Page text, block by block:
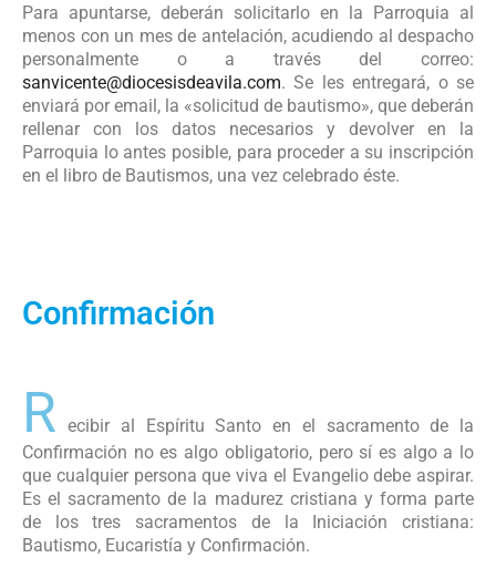
Para apuntarse, deberán solicitarlo en la Parroquia al
menos con un mes de antelación, acudiendo al despacho
personalmente o a través del correo:
sanvicente@diocesisdeavila.com. Se les entregará, o se
enviará por email, la «solicitud de bautismo», que deberán
rellenar con los datos necesarios y devolver en la
Parroquia lo antes posible, para proceder a su inscripción
en el libro de Bautismos, una vez celebrado éste.
Confirmación
R ecibir al Espíritu Santo en el sacramento de la
Confirmación no es algo obligatorio, pero sí es algo a lo
que cualquier persona que viva el Evangelio debe aspirar.
Es el sacramento de la madurez cristiana y forma parte
de los tres sacramentos de la Iniciación cristiana:
Bautismo, Eucaristía y Confirmación.